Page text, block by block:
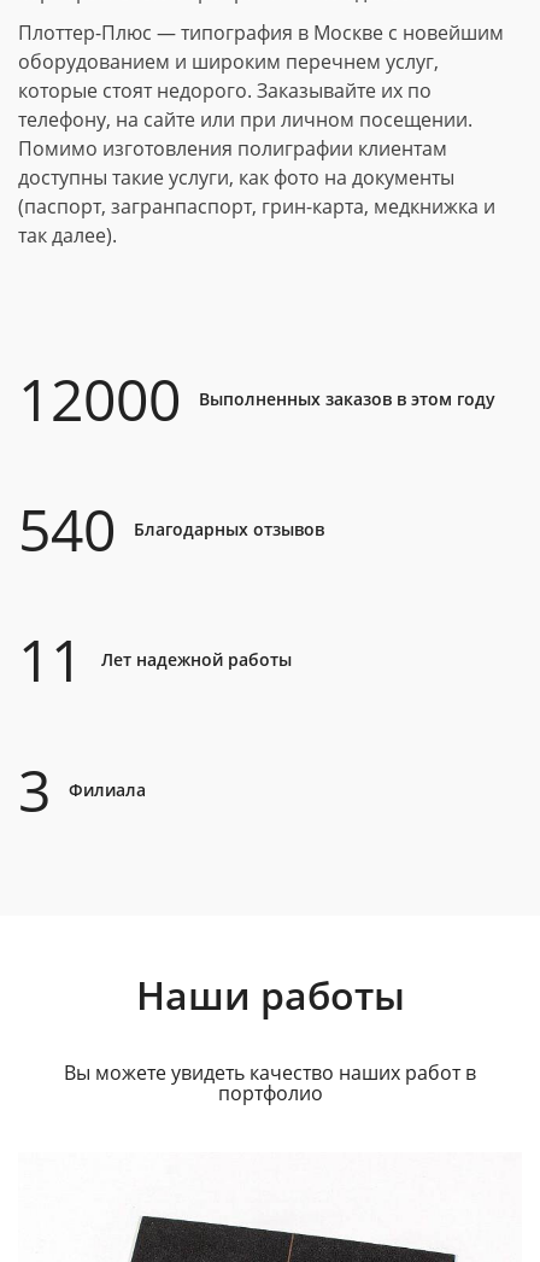
Плоттер-Плюс — типография в Москве с новейшим
оборудованием и широким перечнем услуг,
которые стоят недорого. Заказывайте их по
телефону, на сайте или при личном посещении.
Помимо изготовления полиграфии клиентам
доступны такие услуги, как фото на документы
(паспорт, загранпаспорт, грин-карта, медкнижка и
так далее).
12000 Выполненных заказов в этом году
540 Благодарных отзывов
11 Лет надежной работы
3 Филиала
Наши работы
Вы можете увидеть качество наших работ в
портфолио